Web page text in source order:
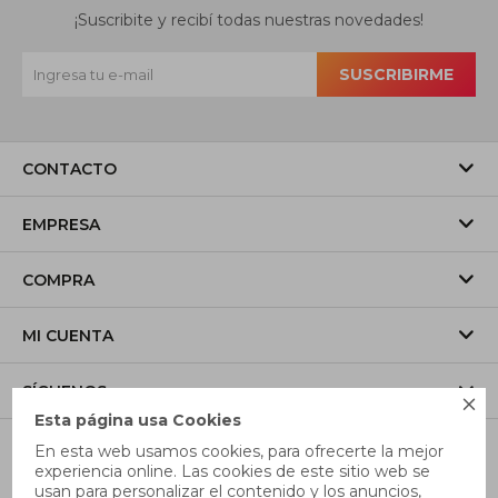

Esta página usa Cookies
En esta web usamos cookies, para ofrecerte la mejor
experiencia online. Las cookies de este sitio web se
usan para personalizar el contenido y los anuncios,
CONTACTO
EMPRESA
COMPRA
MI CUENTA
SÍGUENOS
¡Suscribite y recibí todas nuestras novedades!
SUSCRIBIRME